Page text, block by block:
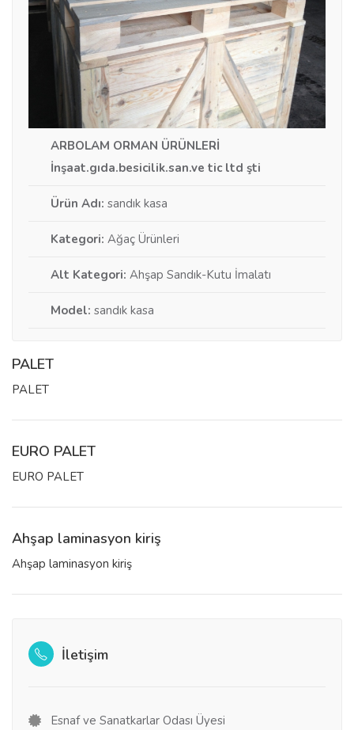
ARBOLAM ORMAN ÜRÜNLERİ
İnşaat.gıda.besicilik.san.ve tic ltd şti
Ürün Adı: sandık kasa
Kategori: Ağaç Ürünleri
Alt Kategori: Ahşap Sandık-Kutu İmalatı
Model: sandık kasa
PALET
PALET
EURO PALET
EURO PALET
Ahşap laminasyon kiriş
Ahşap laminasyon kiriş
İletişim
Esnaf ve Sanatkarlar Odası Üyesi